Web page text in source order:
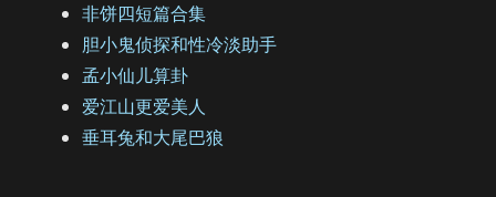
非饼四短篇合集
胆小鬼侦探和性冷淡助手
孟小仙儿算卦
爱江山更爱美人
垂耳兔和大尾巴狼